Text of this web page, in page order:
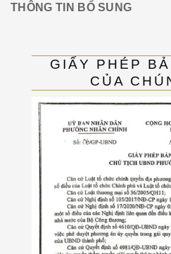
THÔNG TIN BỔ SUNG
GIẤY PHÉP
CỦA